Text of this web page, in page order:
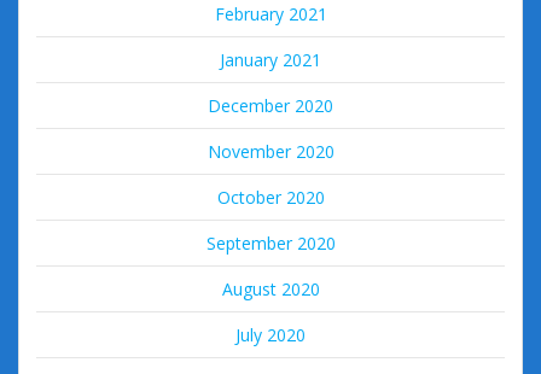
February 2021
January 2021
December 2020
November 2020
October 2020
September 2020
August 2020
July 2020